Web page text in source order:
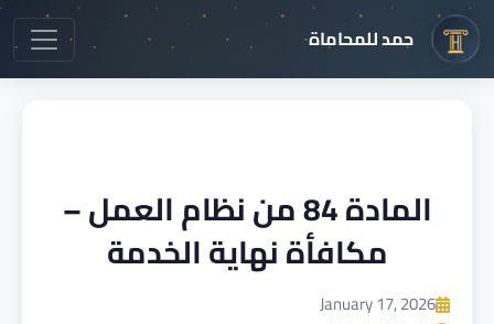
حمد للمحاماة
المادة 84 من نظام العمل –
مكافأة نهاية الخدمة
January 17, 2026